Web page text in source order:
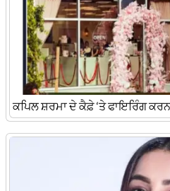
ਕਪਿਲ ਸ਼ਰਮਾ ਦੇ ਕੈਫ਼ੇ ‘ਤੇ ਫਾਇਰਿੰਗ